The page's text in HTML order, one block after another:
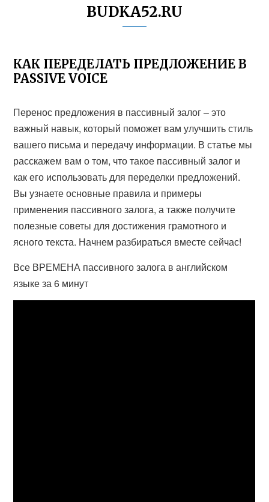
BUDKA52.RU
КАК ПЕРЕДЕЛАТЬ ПРЕДЛОЖЕНИЕ В
PASSIVE VOICE
Перенос предложения в пассивный залог – это
важный навык, который поможет вам улучшить стиль
вашего письма и передачу информации. В статье мы
расскажем вам о том, что такое пассивный залог и
как его использовать для переделки предложений.
Вы узнаете основные правила и примеры
применения пассивного залога, а также получите
полезные советы для достижения грамотного и
ясного текста. Начнем разбираться вместе сейчас!
Все ВРЕМЕНА пассивного залога в английском
языке за 6 минут